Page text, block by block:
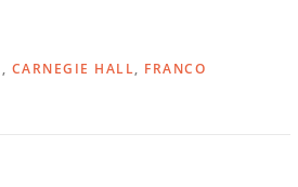
, CARNEGIE HALL, FRANCO